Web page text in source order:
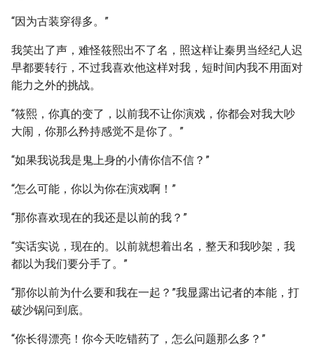
“因为古装穿得多。”
我笑出了声，难怪筱熙出不了名，照这样让秦男当经纪人迟
早都要转行，不过我喜欢他这样对我，短时间内我不用面对
能力之外的挑战。
“筱熙，你真的变了，以前我不让你演戏，你都会对我大吵
大闹，你那么矜持感觉不是你了。”
“如果我说我是鬼上身的小倩你信不信？”
“怎么可能，你以为你在演戏啊！”
“那你喜欢现在的我还是以前的我？”
“实话实说，现在的。以前就想着出名，整天和我吵架，我
都以为我们要分手了。”
“那你以前为什么要和我在一起？”我显露出记者的本能，打
破沙锅问到底。
“你长得漂亮！你今天吃错药了，怎么问题那么多？”